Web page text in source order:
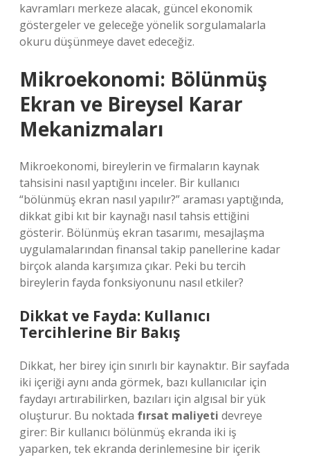
kavramları merkeze alacak, güncel ekonomik
göstergeler ve geleceğe yönelik sorgulamalarla
okuru düşünmeye davet edeceğiz.
Mikroekonomi: Bölünmüş
Ekran ve Bireysel Karar
Mekanizmaları
Mikroekonomi, bireylerin ve firmaların kaynak
tahsisini nasıl yaptığını inceler. Bir kullanıcı
“bölünmüş ekran nasıl yapılır?” araması yaptığında,
dikkat gibi kıt bir kaynağı nasıl tahsis ettiğini
gösterir. Bölünmüş ekran tasarımı, mesajlaşma
uygulamalarından finansal takip panellerine kadar
birçok alanda karşımıza çıkar. Peki bu tercih
bireylerin fayda fonksiyonunu nasıl etkiler?
Dikkat ve Fayda: Kullanıcı
Tercihlerine Bir Bakış
Dikkat, her birey için sınırlı bir kaynaktır. Bir sayfada
iki içeriği aynı anda görmek, bazı kullanıcılar için
faydayı artırabilirken, bazıları için algısal bir yük
oluşturur. Bu noktada fırsat maliyeti devreye
girer: Bir kullanıcı bölünmüş ekranda iki iş
yaparken, tek ekranda derinlemesine bir içerik